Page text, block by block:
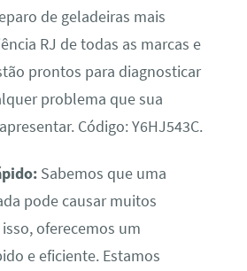
de geladeiras mais
RJ de todas as marcas e
prontos para diagnosticar
problema que sua
Código: Y6HJ543C.
Sabemos que uma
pode causar muitos
oferecemos um
e eficiente. Estamos